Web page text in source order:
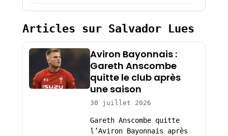
Articles sur Salvador Lues
Aviron Bayonnais :
Gareth Anscombe
quitte le club après
une saison
30 juillet 2026
Gareth Anscombe quitte
l’Aviron Bayonnais après